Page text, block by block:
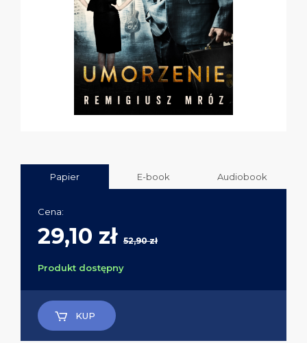
Papier E-book Audiobook
Cena:
29,10 zł 52,90 zł
Produkt dostępny
KUP